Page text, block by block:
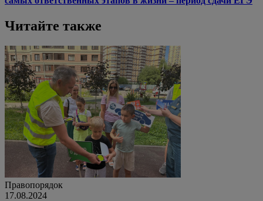
Читайте также
Правопорядок
17.08.2024